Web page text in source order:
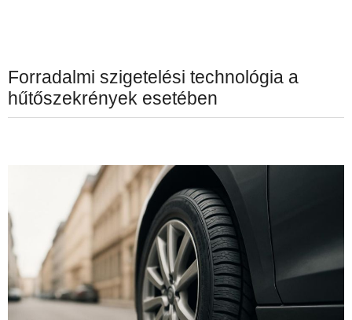
Forradalmi szigetelési technológia a
hűtőszekrények esetében